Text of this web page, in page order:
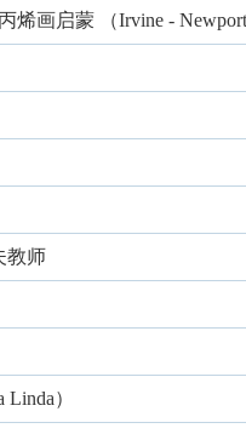
烯画启蒙 （Irvine -
教师
）